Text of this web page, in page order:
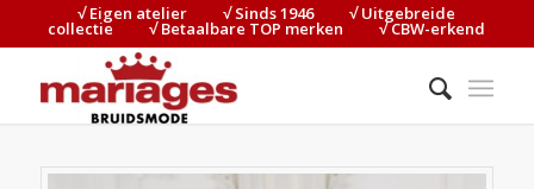
√ Eigen atelier⠀⠀⠀√ Sinds 1946⠀⠀⠀√ Uitgebreide
collectie⠀⠀⠀√ Betaalbare TOP merken⠀⠀⠀√ CBW-erkend